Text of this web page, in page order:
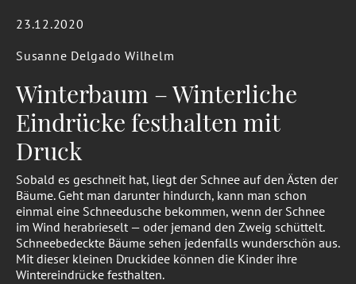
23.12.2020
Susanne Delgado Wilhelm
Winterbaum – Winterliche
Eindrücke festhalten mit
Druck
Sobald es geschneit hat, liegt der Schnee auf den Ästen der
Bäume. Geht man darunter hindurch, kann man schon
einmal eine Schneedusche bekommen, wenn der Schnee
im Wind herabrieselt — oder jemand den Zweig schüttelt.
Schneebedeckte Bäume sehen jedenfalls wunderschön aus.
Mit dieser kleinen Druckidee können die Kinder ihre
Wintereindrücke festhalten.